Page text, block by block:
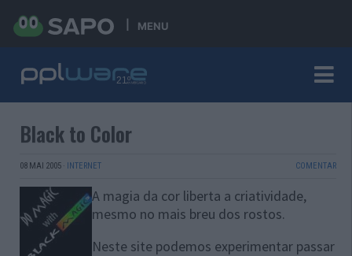
MENU
Black to Color
08 MAI 2005 · INTERNET COMENTAR
A magia da cor liberta a criatividade,
mesmo no mais breu dos rostos.
Neste site podemos experimentar passar